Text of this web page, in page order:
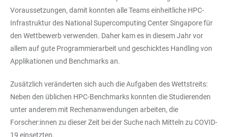
Voraussetzungen, damit konnten alle Teams einheitliche HPC-
Infrastruktur des National Supercomputing Center Singapore für
den Wettbewerb verwenden. Daher kam es in diesem Jahr vor
allem auf gute Programmierarbeit und geschicktes Handling von
Applikationen und Benchmarks an.
Zusätzlich veränderten sich auch die Aufgaben des Wettstreits:
Neben den üblichen HPC-Benchmarks konnten die Studierenden
unter anderem mit Rechenanwendungen arbeiten, die
Forscher:innen zu dieser Zeit bei der Suche nach Mitteln zu COVID-
19 einsetzten.